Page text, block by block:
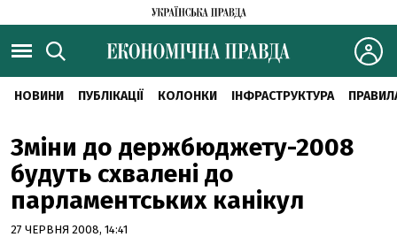
НОВИНИ ПУБЛІКАЦІЇ КОЛОНКИ ІНФРАСТРУКТУРА
Зміни до держбюджету-2008
будуть схвалені до
парламентських канікул
27 ЧЕРВНЯ 2008, 14:41